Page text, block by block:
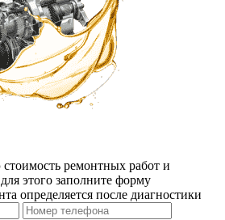
ремонтных работ и
этого заполните форму
определяется после диагностики